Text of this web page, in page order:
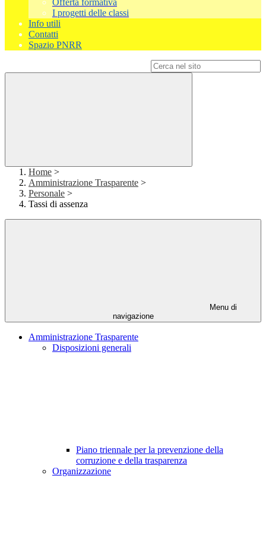
Offerta formativa
I progetti delle classi
Info utili
Contatti
Spazio PNRR
Home >
Amministrazione Trasparente >
Personale >
Tassi di assenza
Menu di
navigazione
Amministrazione Trasparente
Disposizioni generali
Piano triennale per la prevenzione della
corruzione e della trasparenza
Organizzazione